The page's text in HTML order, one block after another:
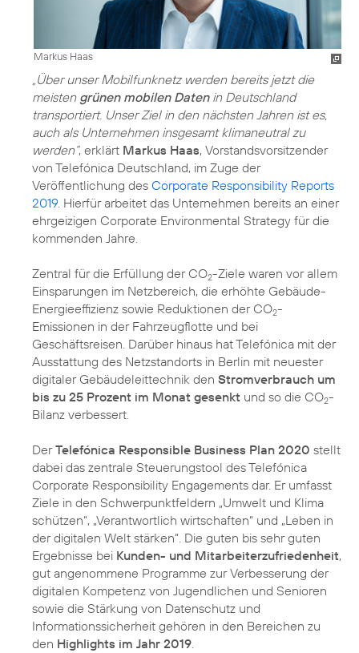
Markus Haas
„Über unser Mobilfunknetz werden bereits jetzt die
meisten grünen mobilen Datenin Deutschland
transportiert. Unser Ziel in den nächsten Jahren ist es,
auch als Unternehmen insgesamt klimaneutral zu
werden“, erklärt Markus Haas, Vorstandsvorsitzender
von Telefónica Deutschland, im Zuge der
Veröffentlichung des Corporate Responsibility Reports
2019. Hierfür arbeitet das Unternehmen bereits an einer
ehrgeizigen Corporate Environmental Strategy für die
kommenden Jahre.
Zentral für die Erfüllung der CO2-Ziele waren vor allem
Einsparungen im Netzbereich, die erhöhte Gebäude-
Energieeffizienz sowie Reduktionen der CO2-
Emissionen in der Fahrzeugflotte und bei
Geschäftsreisen. Darüber hinaus hat Telefónica mit der
Ausstattung des Netzstandorts in Berlin mit neuester
digitaler Gebäudeleittechnik den Stromverbrauch um
bis zu 25 Prozent im Monat gesenkt und so die CO2-
Bilanz verbessert.
DerTelefónica Responsible Business Plan 2020 stellt
dabei das zentrale Steuerungstool des Telefónica
Corporate Responsibility Engagements dar. Er umfasst
Ziele in den Schwerpunktfeldern „Umwelt und Klima
schützen“, „Verantwortlich wirtschaften“ und „Leben in
der digitalen Welt stärken“. Die guten bis sehr guten
Ergebnisse bei Kunden- und Mitarbeiterzufriedenheit,
gut angenommene Programme zur Verbesserung der
digitalen Kompetenz von Jugendlichen und Senioren
sowie die Stärkung von Datenschutz und
Informationssicherheit gehören in den Bereichen zu
den Highlights im Jahr 2019.